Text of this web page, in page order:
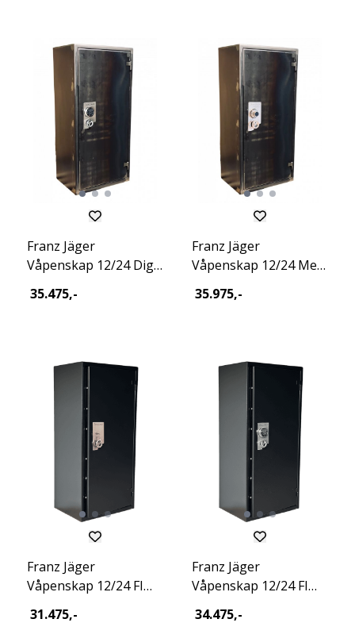
Franz Jäger
Våpenskap 12/24 Dig
35.475,-
Franz Jäger
Våpenskap 12/24 Mec
35.975,-
Franz Jäger
Våpenskap 12/24 FI
31.475,-
Franz Jäger
Våpenskap 12/24 FI
34.475,-